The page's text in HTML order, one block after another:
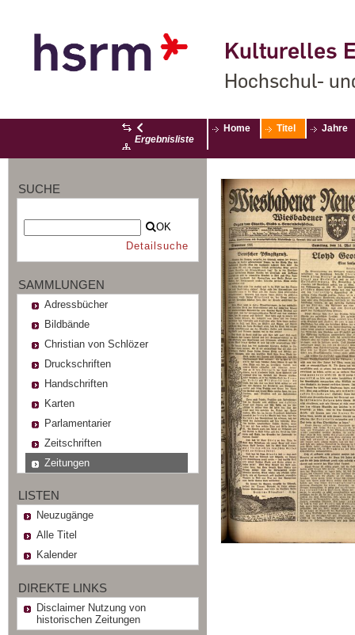
Kulturelles
Hochschul-
Ergebnisliste
Home Titel Jahre
SUCHE
OK
Detailsuche
SAMMLUNGEN
Adressbücher
Bildbände
Christian von Schlözer
Druckschriften
Handschriften
Karten
Parlamentarier
Zeitschriften
Zeitungen
LISTEN
Neuzugänge
Alle Titel
Kalender
DIREKTE LINKS
Disclaimer Nutzung von
historischen Zeitungen